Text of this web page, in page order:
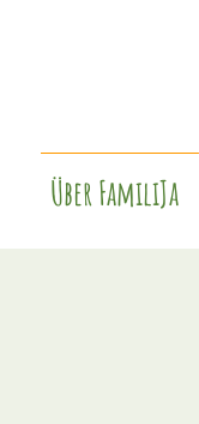
Über FamiliJa